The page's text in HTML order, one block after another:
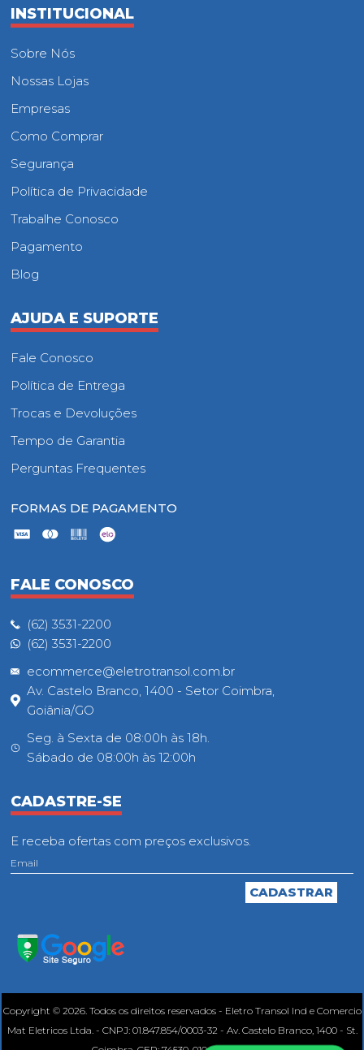
INSTITUCIONAL
Sobre Nós
Nossas Lojas
Empresas
Como Comprar
Segurança
Política de Privacidade
Trabalhe Conosco
Pagamento
Blog
AJUDA E SUPORTE
Fale Conosco
Política de Entrega
Trocas e Devoluções
Tempo de Garantia
Perguntas Frequentes
FORMAS DE PAGAMENTO
FALE CONOSCO
(62) 3531-2200
(62) 3531-2200
ecommerce@eletrotransol.com.br
Av. Castelo Branco, 1400 - Setor Coimbra,
Goiânia/GO
Seg. à Sexta de 08:00h às 18h.
Sábado de 08:00h às 12:00h
CADASTRE-SE
E receba ofertas com preços exclusivos.
Copyright © 2026. Todos os direitos reservados - Eletro Transol Ind e Comercio
Mat Eletricos Ltda. - CNPJ: 01.847.854/0003-32 - Av. Castelo Branco, 1400 - St.